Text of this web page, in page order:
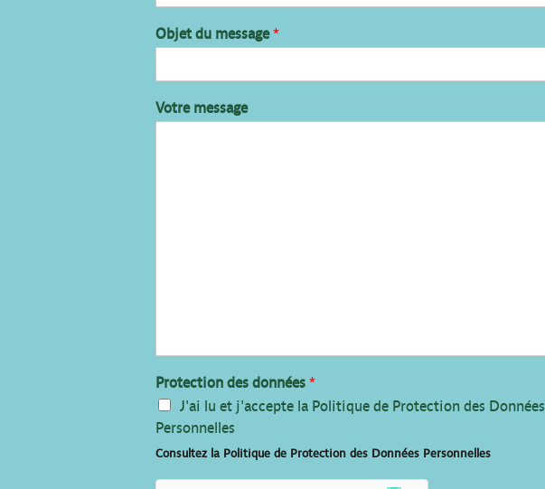
Objet du message*
Votre message
Protection des données *
J'ai lu et j'accepte la Politique de Protection des Données
Personnelles
Consultez la Politique de Protection des Données Personnelles